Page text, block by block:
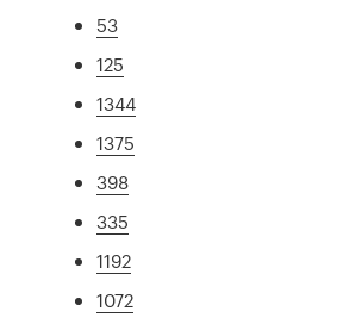
53
125
1344
1375
398
335
1192
1072